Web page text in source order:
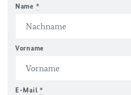
Name *
Vorname
E-Mail *